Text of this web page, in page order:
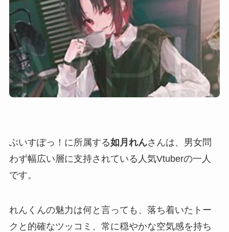
ぶいすぽっ！に所属する如月れんさんは、男女問
わず幅広い層に支持されている人気Vtuberの一人
です。
れんくんの魅力は何と言っても、落ち着いたトー
クと的確なツッコミ、常に穏やかな空気感を持ち